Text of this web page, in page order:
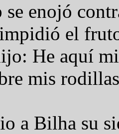
se enojó
el
He aquí
mis
a Bilha su